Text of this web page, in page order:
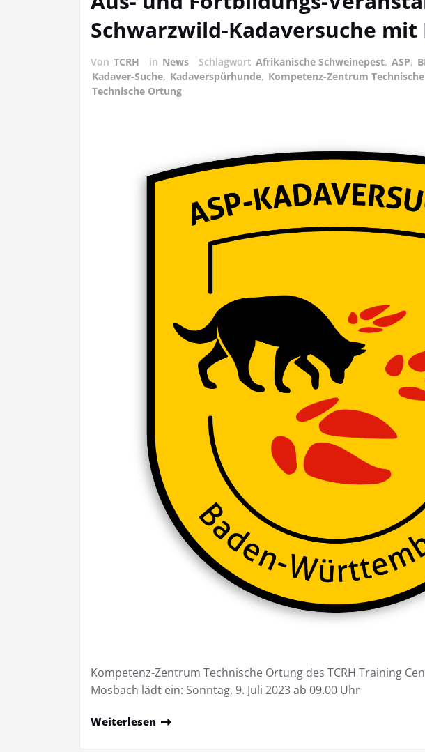
Schwarzwild-Kadaversuche
Von TCRH in News Schlagwort Afrikanische Schweinepest, ASP,
Kadaver-Suche, Kadaverspürhunde, Kompetenz-Zentrum
Technische Ortung
Kompetenz-Zentrum Technische Ortung des TCRH Training
Mosbach lädt ein: Sonntag, 9. Juli 2023 ab 09.00 Uhr
Weiterlesen